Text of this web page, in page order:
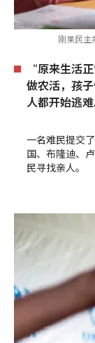
刚果民主
“原来生活
做农活，孩
人都开始逃
一名难民提交
国、布隆迪、
民寻找亲人。